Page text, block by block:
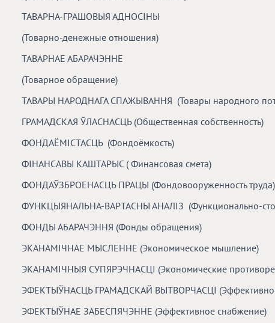
ТАВАРНА-ГРАШОВЫЯ АДНОСІНЫ
(Товарно-денежные отношения)
ТАВАРНАЕ АБАРАЧЭННЕ
(Товарное обращение)
ТАВАРЫ НАРОДНАГА СПАЖЫВАННЯ (Товары народного
ГРАМАДСКАЯ ЎЛАСНАСЦЬ (Общественная собственность)
ФОНДАЁМІСТАСЦЬ (Фондоёмкость)
ФІНАНСАВЫ КАШТАРЫС ( Финансовая смета)
ФОНДАЎЗБРОЕНАСЦЬ ПРАЦЫ (Фондовооруженность труда)
ФУНКЦЫЯНАЛЬНА-ВАРТАСНЫ АНАЛІЗ (Функционально-
ФОНДЫ АБАРАЧЭННЯ (Фонды обращения)
ЭКАНАМІЧНАЕ МЫСЛЕННЕ (Экономическое мышление)
ЭКАНАМІЧНЫЯ СУПЯРЭЧНАСЦІ (Экономические
ЭФЕКТЫЎНАСЦЬ ГРАМАДСКАЙ ВЫТВОРЧАСЦІ
ЭФЕКТЫЎНАЕ ЗАБЕСПЯЧЭННЕ (Эффективное снабжение)